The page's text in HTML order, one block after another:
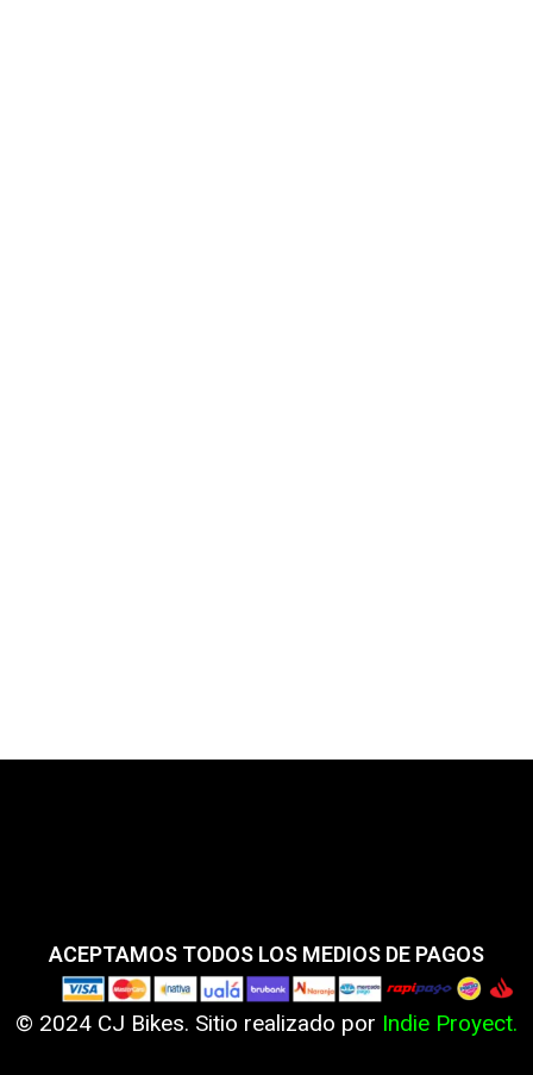
ACEPTAMOS TODOS LOS MEDIOS DE PAGOS
© 2024 CJ Bikes. Sitio realizado por Indie Proyect.